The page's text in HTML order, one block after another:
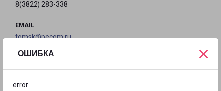
ОШИБКА
error
×
8(3822) 283-338
EMAIL
tomsk@pecom.ru
ГРАФИК РАБОТЫ